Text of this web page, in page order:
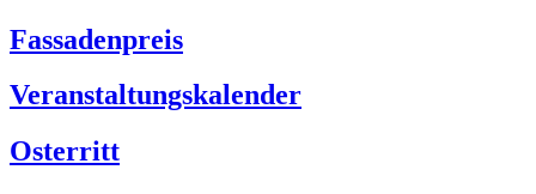
Fassadenpreis
Veranstaltungskalender
Osterritt